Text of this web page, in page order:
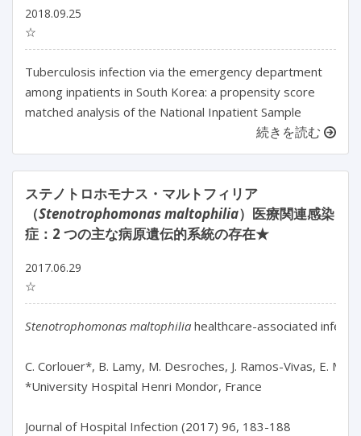
2018.09.25
☆
Tuberculosis infection via the emergency department
among inpatients in South Korea: a propensity score
matched analysis of the National Inpatient Sample
続きを読む
ステノトロホモナス・マルトフィリア
（Stenotrophomonas maltophilia）医療関連感染
症：2 つの主な病原遺伝的系統の存在★
2017.06.29
☆
Stenotrophomonas maltophilia healthcare-associated
C. Corlouer*, B. Lamy, M. Desroches, J. Ramos-Vivas, E.
*University Hospital Henri Mondor, France
Journal of Hospital Infection (2017) 96, 183-188